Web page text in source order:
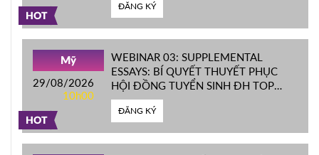
HOT
ĐĂNG KÝ
HOT
Mỹ
29/08/2026
10h00
WEBINAR 03: SUPPLEMENTAL
ESSAYS: BÍ QUYẾT THUYẾT PHỤC
HỘI ĐỒNG TUYỂN SINH ĐH TOP
ĐẦU MỸ
ĐĂNG KÝ